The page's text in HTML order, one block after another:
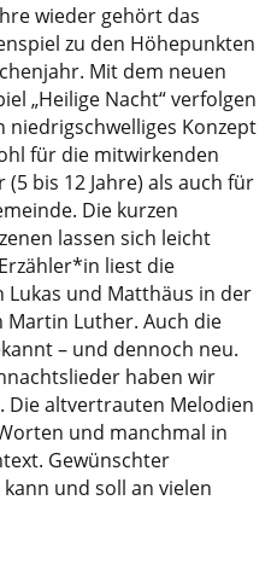
wieder gehört das
zu den Höhepunkten
Mit dem neuen
„Heilige Nacht“ verfolgen
niedrigschwelliges Konzept
für die mitwirkenden
(5 bis 12 Jahre) als auch für
Die kurzen
lassen sich leicht
liest die
Lukas und Matthäus in der
Martin Luther. Auch die
– und dennoch neu.
haben wir
Die altvertrauten Melodien
und manchmal in
Gewünschter
und soll an vielen